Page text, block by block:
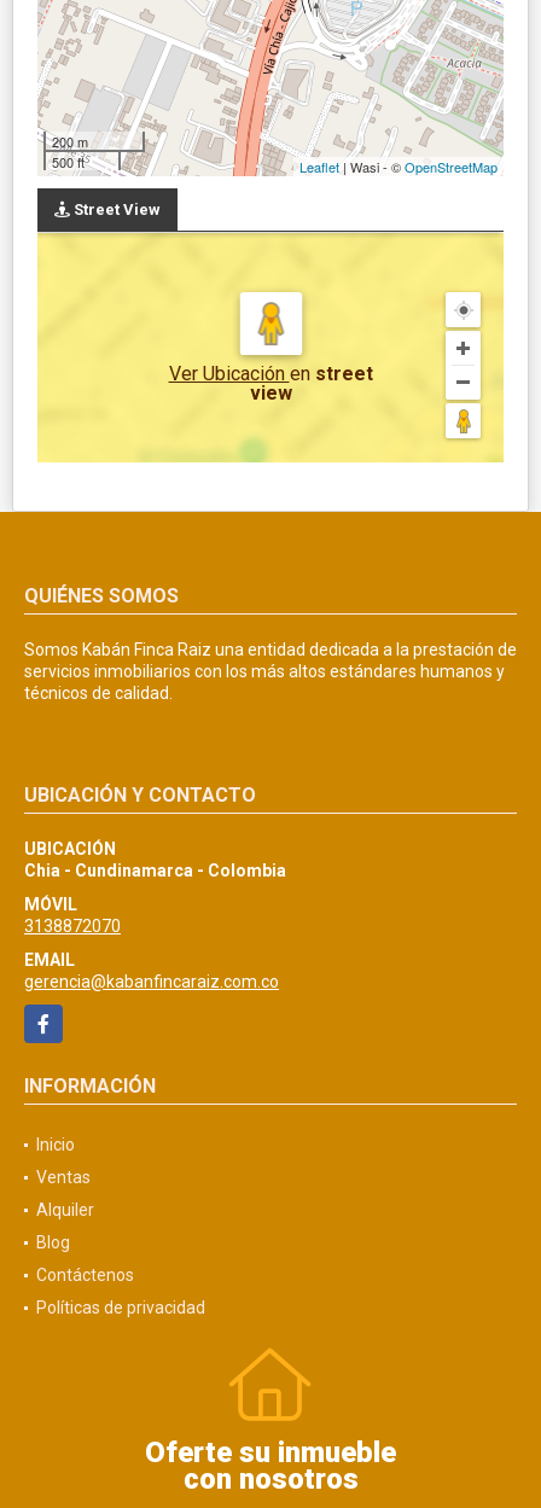
200 m
500 ft
Leaflet| Wasi - ©OpenStreetMap
Street View
Ver Ubicación en street
view
QUIÉNES SOMOS
Somos Kabán Finca Raiz una entidad dedicada a la prestación de
servicios inmobiliarios con los más altos estándares humanos y
técnicos de calidad.
UBICACIÓN Y CONTACTO
UBICACIÓN
Chia - Cundinamarca - Colombia
MÓVIL
3138872070
EMAIL
gerencia@kabanfincaraiz.com.co
Facebook
INFORMACIÓN
Inicio
Ventas
Alquiler
Blog
Contáctenos
Políticas de privacidad
Oferte su inmueble
con nosotros